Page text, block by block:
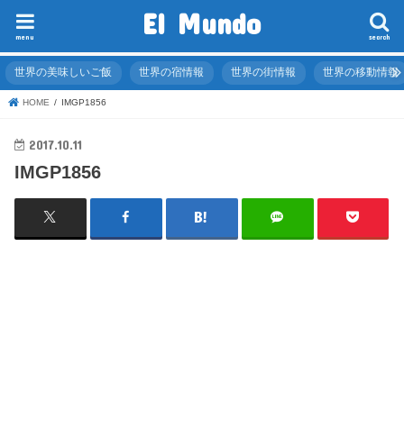
El Mundo search
menu
世界の美味しいご飯 世界の宿情報 世界の街情報 世界の移動情報
HOME IMGP1856
2017.10.11
IMGP1856